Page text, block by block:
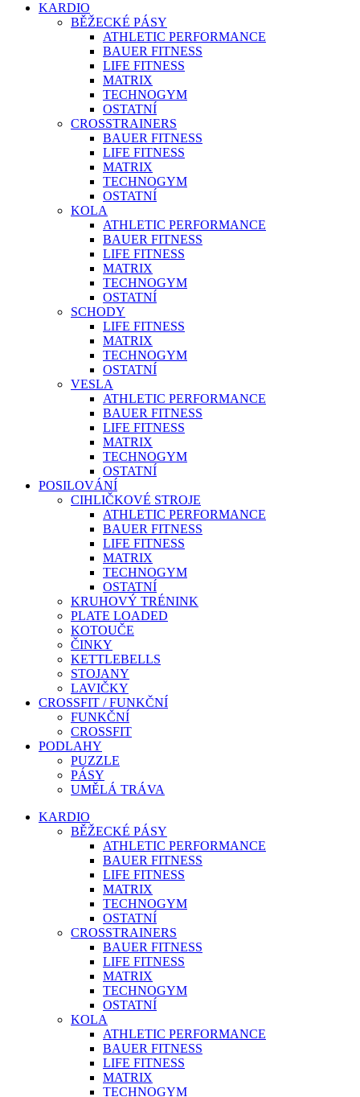
KARDIO
BĚŽECKÉ PÁSY
ATHLETIC PERFORMANCE
BAUER FITNESS
LIFE FITNESS
MATRIX
TECHNOGYM
OSTATNÍ
CROSSTRAINERS
BAUER FITNESS
LIFE FITNESS
MATRIX
TECHNOGYM
OSTATNÍ
KOLA
ATHLETIC PERFORMANCE
BAUER FITNESS
LIFE FITNESS
MATRIX
TECHNOGYM
OSTATNÍ
SCHODY
LIFE FITNESS
MATRIX
TECHNOGYM
OSTATNÍ
VESLA
ATHLETIC PERFORMANCE
BAUER FITNESS
LIFE FITNESS
MATRIX
TECHNOGYM
OSTATNÍ
POSILOVÁNÍ
CIHLIČKOVÉ STROJE
ATHLETIC PERFORMANCE
BAUER FITNESS
LIFE FITNESS
MATRIX
TECHNOGYM
OSTATNÍ
KRUHOVÝ TRÉNINK
PLATE LOADED
KOTOUČE
ČINKY
KETTLEBELLS
STOJANY
LAVIČKY
CROSSFIT / FUNKČNÍ
FUNKČNÍ
CROSSFIT
PODLAHY
PUZZLE
PÁSY
UMĚLÁ TRÁVA
KARDIO
BĚŽECKÉ PÁSY
ATHLETIC PERFORMANCE
BAUER FITNESS
LIFE FITNESS
MATRIX
TECHNOGYM
OSTATNÍ
CROSSTRAINERS
BAUER FITNESS
LIFE FITNESS
MATRIX
TECHNOGYM
OSTATNÍ
KOLA
ATHLETIC PERFORMANCE
BAUER FITNESS
LIFE FITNESS
MATRIX
TECHNOGYM